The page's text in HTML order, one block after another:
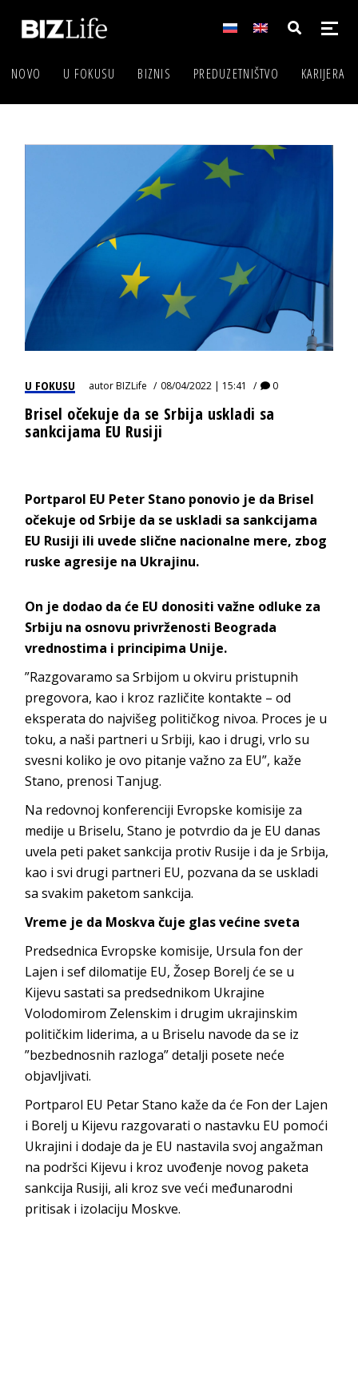
NOVO U FOKUSU BIZNIS PREDUZETNIŠTVO KARIJERA
U FOKUSU autorBIZLife 08/04/2022 | 15:41 0
Brisel očekuje da se Srbija uskladi sa
sankcijama EU Rusiji
Portparol EU Peter Stano ponovio je da Brisel
očekuje od Srbije da se uskladi sa sankcijama
EU Rusiji ili uvede slične nacionalne mere, zbog
ruske agresije na Ukrajinu.
On je dodao da će EU donositi važne odluke za
Srbiju na osnovu privrženosti Beograda
vrednostima i principima Unije.
”Razgovaramo sa Srbijom u okviru pristupnih
pregovora, kao i kroz različite kontakte – od
eksperata do najvišeg političkog nivoa. Proces je u
toku, a naši partneri u Srbiji, kao i drugi, vrlo su
svesni koliko je ovo pitanje važno za EU”, kaže
Stano, prenosi Tanjug.
Na redovnoj konferenciji Evropske komisije za
medije u Briselu, Stano je potvrdio da je EU danas
uvela peti paket sankcija protiv Rusije i da je Srbija,
kao i svi drugi partneri EU, pozvana da se uskladi
sa svakim paketom sankcija.
Vreme je da Moskva čuje glas većine sveta
Predsednica Evropske komisije, Ursula fon der
Lajen i sef dilomatije EU, Žosep Borelj će se u
Kijevu sastati sa predsednikom Ukrajine
Volodomirom Zelenskim i drugim ukrajinskim
političkim liderima, a u Briselu navode da se iz
”bezbednosnih razloga” detalji posete neće
objavljivati.
Portparol EU Petar Stano kaže da će Fon der Lajen
i Borelj u Kijevu razgovarati o nastavku EU pomoći
Ukrajini i dodaje da je EU nastavila svoj angažman
na podršci Kijevu i kroz uvođenje novog paketa
sankcija Rusiji, ali kroz sve veći međunarodni
pritisak i izolaciju Moskve.